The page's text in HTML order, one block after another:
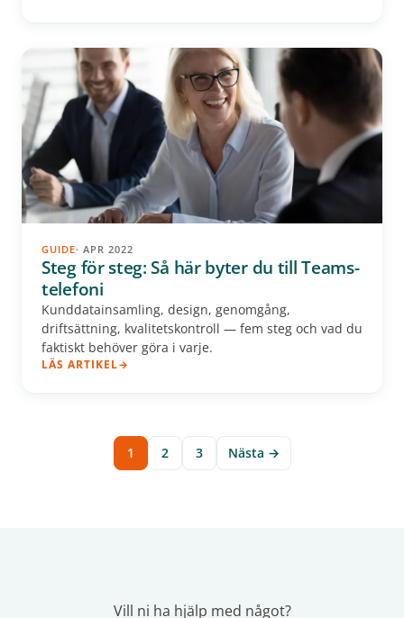
GUIDE· APR 2022
Steg för steg: Så här byter du till Teams-
telefoni
Kunddatainsamling, design, genomgång,
driftsättning, kvalitetskontroll — fem steg och vad du
faktiskt behöver göra i varje.
LÄS ARTIKEL
1 2 3 Nästa →
Vill ni ha hjälp med något?